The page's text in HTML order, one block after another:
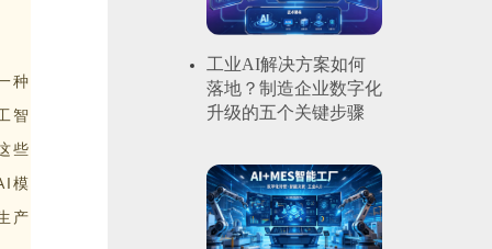
种
智
些
模
产
工业AI解决方案如何
落地？制造企业数字化
升级的五个关键步骤